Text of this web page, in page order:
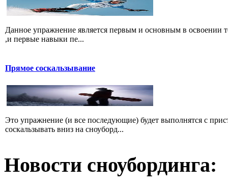
Данное упражнение является первым и основным в освоении
,и первые навыки пе...
Прямое соскальзывание
Это упражнение (и все последующие) будет выполнятся с
соскальзывать вниз на сноуборд...
Новости сноубординга: